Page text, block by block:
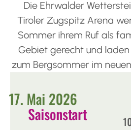
Die Ehrwalder
Tiroler Zugspitz Arena
Sommer ihrem Ruf als
Gebiet gerecht und laden
zum Bergsommer im
17. Mai 2026
Saisonstart